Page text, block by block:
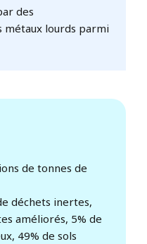
des
métaux lourds parmi
de tonnes de
déchets inertes,
améliorés, 5% de
49% de sols